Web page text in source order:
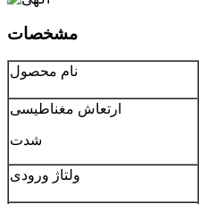
مشخصات
نام محصول
ارتعاش مغناطیسی
شدت
ولتاژ ورودی